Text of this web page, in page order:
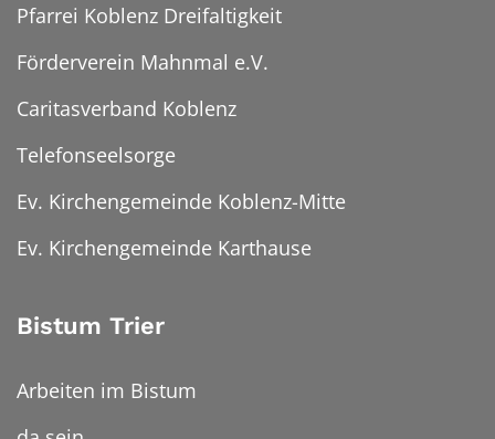
Pfarrei Koblenz Dreifaltigkeit
Förderverein Mahnmal e.V.
Caritasverband Koblenz
Telefonseelsorge
Ev. Kirchengemeinde Koblenz-Mitte
Ev. Kirchengemeinde Karthause
Bistum Trier
Arbeiten im Bistum